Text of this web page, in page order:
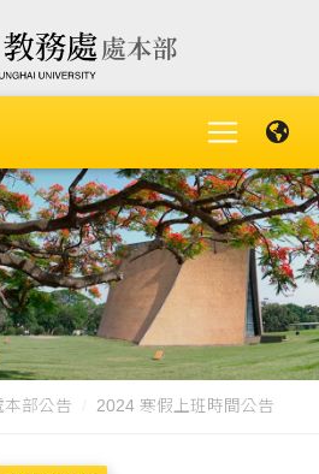
本部公告 2024 寒假上班時間公告